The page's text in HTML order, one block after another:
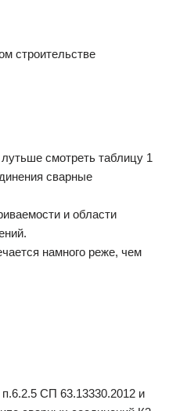
строительстве
смотреть таблицу 1
сварные
и области
намного реже, чем
СП 63.13330.2012 и